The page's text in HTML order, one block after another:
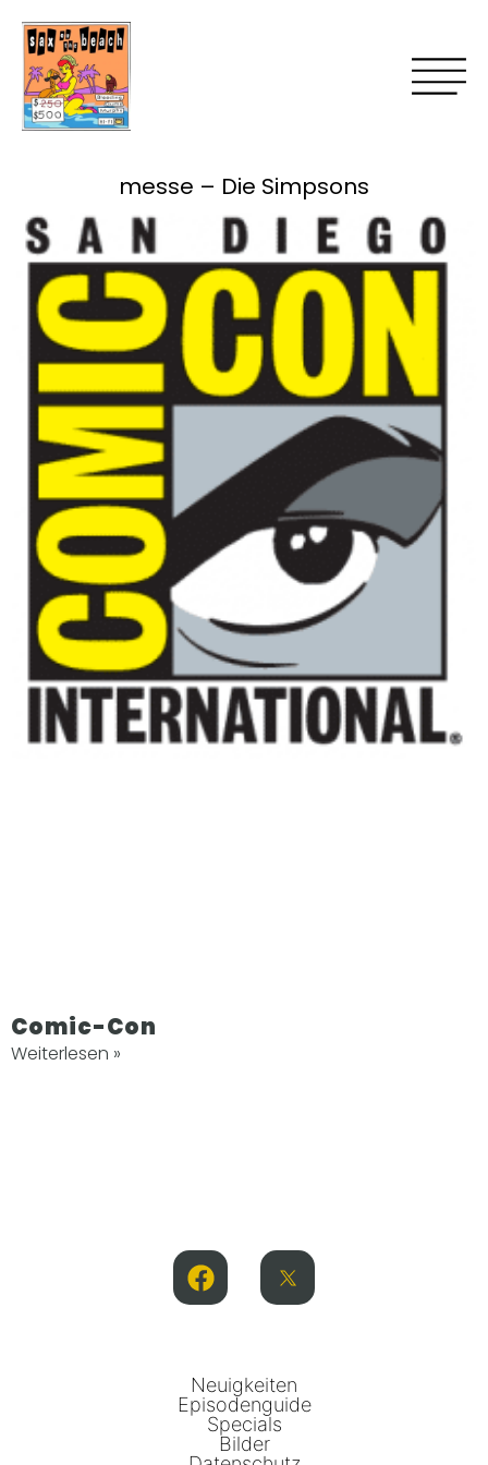
messe – Die Simpsons
Comic-Con
Weiterlesen »
Neuigkeiten
Episodenguide
Specials
Bilder